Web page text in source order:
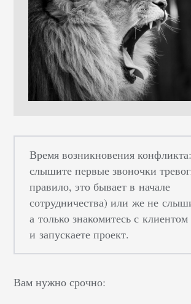
Время возникновения
слышите первые звоночки
правило, это бывает в начале
сотрудничества) или же не
а только знакомитесь с клиентом
и запускаете проект.
Вам нужно срочно: